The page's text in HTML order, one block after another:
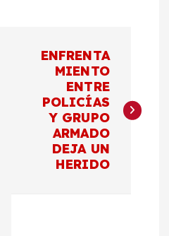
ENFRENTA
MIENTO
ENTRE
POLICÍAS
Y GRUPO
ARMADO
DEJA UN
HERIDO